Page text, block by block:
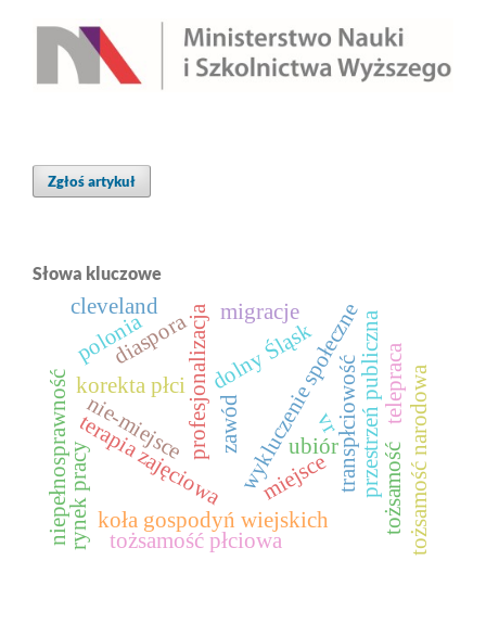
Zgłoś artykuł
Słowa kluczowe
profesjonalizacjazawód
terapia zajęciowa wykluczenie społeczne
niepełnosprawność miejsce
nie-miejsce przestrzeń publiczna
koła gospodyń wiejskich
dolny Śląsk transpłciowość tożsamość
tożsamość płciowa
korekta płci
migracje
diaspora
polonia
cleveland
tożsamość narodowa
telepraca
rynek pracy ubiór
vr